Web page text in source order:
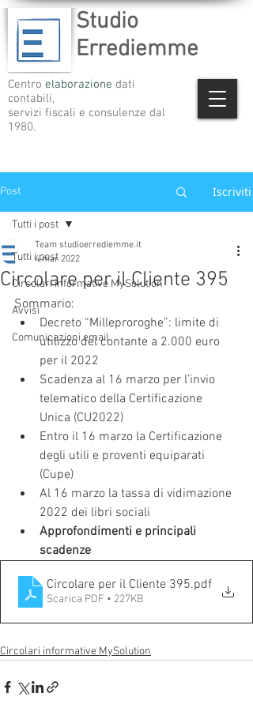
Studio
Errediemme
Centro elaborazione dati
contabili,
servizi fiscali e consulenze dal
1980.
Post Iscriviti
Tutti i post
Circolari informative MySolution
Avvisi
Comunicazioni email
Tutti i post
Circolare per il Cliente 395
Team studioerrediemme.it
4 mar 2022
Sommario:
Decreto “Milleproroghe”: limite di
utilizzo del contante a 2.000 euro
per il 2022
Scadenza al 16 marzo per l’invio
telematico della Certificazione
Unica (CU2022)
Entro il 16 marzo la Certificazione
degli utili e proventi equiparati
(Cupe)
Al 16 marzo la tassa di vidimazione
2022 dei libri sociali
Approfondimenti e principali
scadenze
Circolare per il Cliente 395.pdf
Scarica PDF • 227KB
Circolari informative MySolution